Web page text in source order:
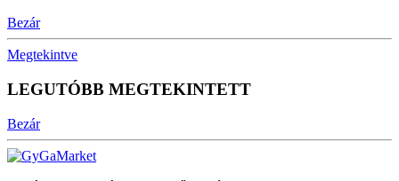
Bezár
Megtekintve
LEGUTÓBB MEGTEKINTETT
Bezár